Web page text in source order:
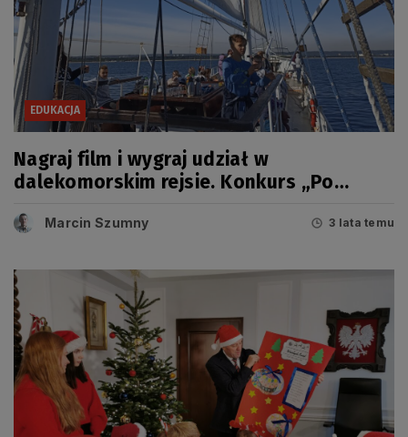
EDUKACJA
Nagraj film i wygraj udział w
dalekomorskim rejsie. Konkurs „Po
Marcin Szumny 3 lata temu